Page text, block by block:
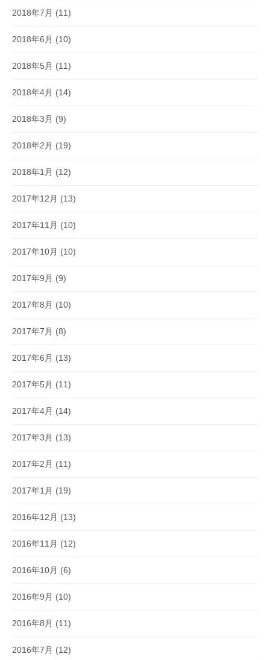
2018年7月 (11)
2018年6月 (10)
2018年5月 (11)
2018年4月 (14)
2018年3月 (9)
2018年2月 (19)
2018年1月 (12)
2017年12月 (13)
2017年11月 (10)
2017年10月 (10)
2017年9月 (9)
2017年8月 (10)
2017年7月 (8)
2017年6月 (13)
2017年5月 (11)
2017年4月 (14)
2017年3月 (13)
2017年2月 (11)
2017年1月 (19)
2016年12月 (13)
2016年11月 (12)
2016年10月 (6)
2016年9月 (10)
2016年8月 (11)
2016年7月 (12)